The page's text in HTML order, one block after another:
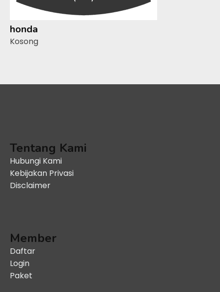
honda
Kosong
Tentang Kami
Hubungi Kami
Kebijakan Privasi
Disclaimer
Member
Daftar
Login
Paket